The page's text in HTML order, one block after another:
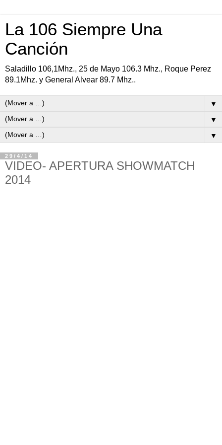
La 106 Siempre Una
Canción
Saladillo 106,1Mhz., 25 de Mayo 106.3 Mhz., Roque Perez
89.1Mhz. y General Alvear 89.7 Mhz..
▼
▼
▼
29/4/14
VIDEO- APERTURA SHOWMATCH
2014